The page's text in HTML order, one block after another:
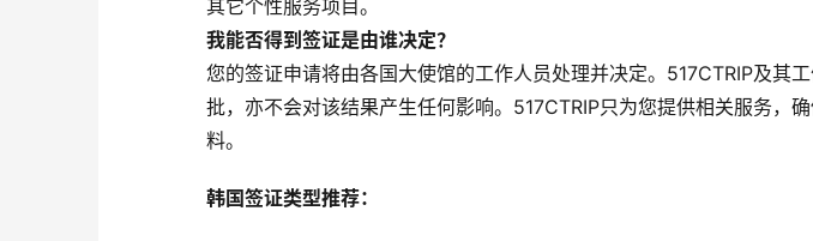
其它个性服务项目。
我能否得到签证是由谁决定？
您的签证申请将由各国大使馆的工作人员处理并决定。517CTRIP及其
批，亦不会对该结果产生任何影响。517CTRIP只为您提供相关服务，
料。
韩国签证类型推荐：